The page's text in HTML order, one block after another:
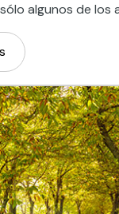
algunos de los
Málaga regala al